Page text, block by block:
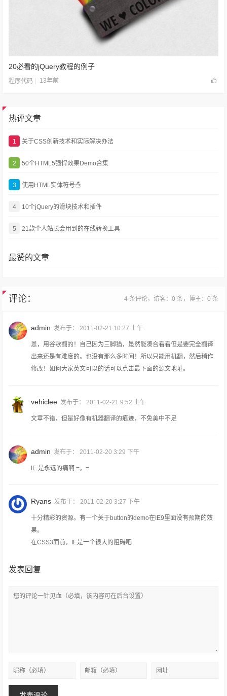
20必看的jQuery教程的例子
程序代码 13年前
热评文章
1 关于CSS创新技术和实际解决办法
2 50个HTML5强悍效果Demo合集
3 使用HTML实体符号☃
4 10个jQuery的滑块技术和插件
5 21款个人站长会用到的在线转换工具
最赞的文章
评论： 4 条评论，访客：0 条，博主：0 条
admin 发布于：2011-02-21 10:27 上午
恩，用谷歌翻的！自己因为三脚猫，虽然能凑合看看但是要完全翻译
出来还是有难度的。也没有那么多时间！所以只能用机翻，然后稍作
修改！如何大家英文可以的话可以点击最下面的源文地址。
vehiclee 发布于：2011-02-21 9:52 上午
文章不错，但是好像有机器翻译的痕迹，不免美中不足
admin 发布于：2011-02-20 3:29 下午
IE 是永远的痛啊 =。=
Ryans 发布于：2011-02-20 3:27 下午
十分精彩的资源。有一个关于button的demo在IE9里面没有预期的效
果。
在CSS3面前，IE是一个很大的阻碍吧
发表回复